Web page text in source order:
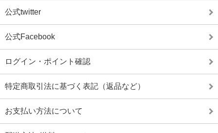
公式twitter
公式Facebook
ログイン・ポイント確認
特定商取引法に基づく表記（返品など）
お支払い方法について